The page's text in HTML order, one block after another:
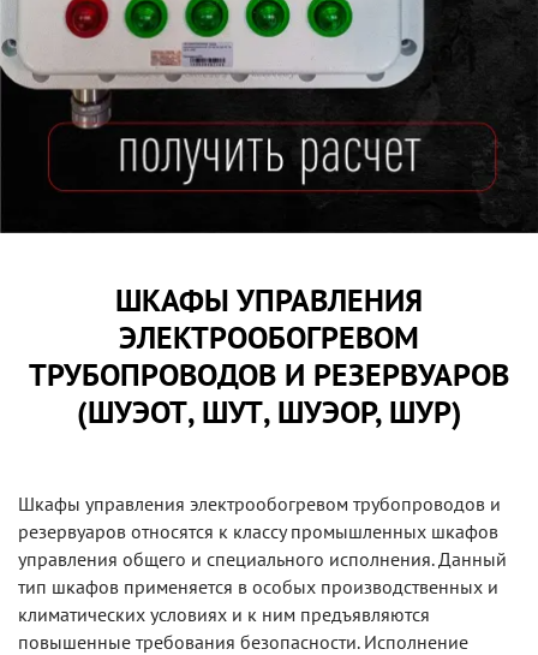
ШКАФЫ УПРАВЛЕНИЯ
ЭЛЕКТРООБОГРЕВОМ
ТРУБОПРОВОДОВ И РЕЗЕРВУАРОВ
(ШУЭОТ, ШУТ, ШУЭОР, ШУР)
Шкафы управления электрообогревом трубопроводов и
резервуаров относятся к классу промышленных шкафов
управления общего и специального исполнения. Данный
тип шкафов применяется в особых производственных и
климатических условиях и к ним предъявляются
повышенные требования безопасности. Исполнение